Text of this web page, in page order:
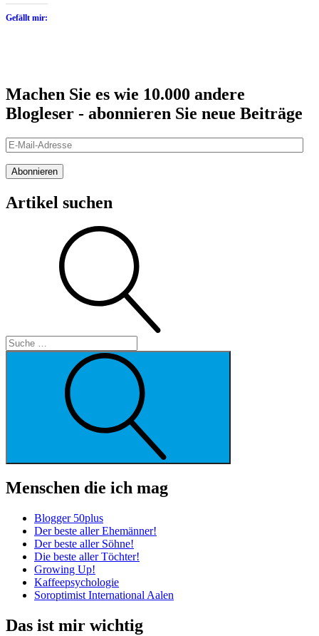
Gefällt mir:
Machen Sie es wie 10.000 andere
Blogleser - abonnieren Sie neue Beiträge
E-
Mail-
Adresse
Abonnieren
Artikel suchen
Menschen die ich mag
Blogger 50plus
Der beste aller Ehemänner!
Der beste aller Söhne!
Die beste aller Töchter!
Growing Up!
Kaffeepsychologie
Soroptimist International Aalen
Das ist mir wichtig